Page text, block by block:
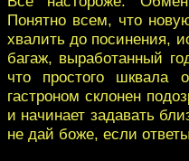
Понятно всем, что
хвалить до посинения,
багаж, выработанный
что простого шквала
гастроном склонен
и начинает задавать
не дай боже, если